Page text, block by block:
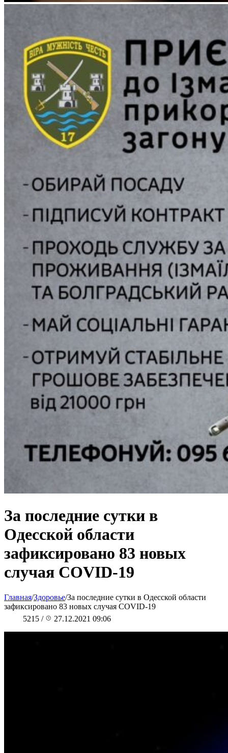
За последние сутки в
Одесской области
зафиксировано 83 новых
случая COVID-19
Главная/Здоровье/За последние сутки в Одесской области
зафиксировано 83 новых случая COVID-19
5215 / 27.12.2021 09:06